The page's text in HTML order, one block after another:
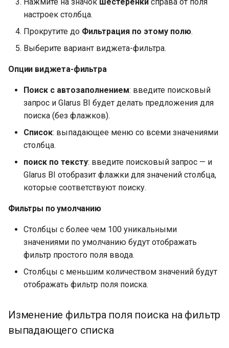
настроек столбца.
Прокрутите до Фильтрация по этому полю.
Выберите вариант виджета-фильтра.
Опции виджета-фильтра
Поиск с автозаполнением: введите поисковый
запрос и Glarus BI будет делать предложения для
поиска (без флажков).
Список: выпадающее меню со всеми значениями
столбца.
поиск по тексту: введите поисковый запрос — и
Glarus BI отобразит флажки для значений столбца,
которые соответствуют поиску.
Фильтры по умолчанию
Столбцы с более чем 100 уникальными
значениями по умолчанию будут отображать
фильтр простого поля ввода.
Столбцы с меньшим количеством значений будут
отображать фильтр поля поиска.
Изменение фильтра поля поиска на фильтр
выпадающего списка